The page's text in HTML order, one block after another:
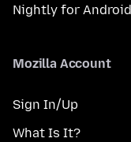
Nightly for Android
Mozilla Account
Sign In/Up
What Is It?